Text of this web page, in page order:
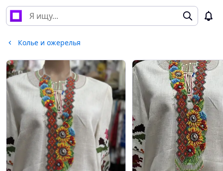
Колье и ожерелья